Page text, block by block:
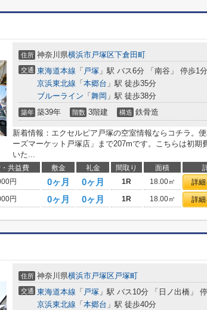
住所 神奈川県横浜市戸塚区下倉田町
交通 東海道本線 「 戸塚 」駅 バス6分 「南谷」 停歩1分
京浜東北線 「 本郷台 」駅 徒歩35分
ブルーライン 「 舞岡 」駅 徒歩38分
築年 築39年 階数 3階建 構造 鉄骨造
新着情報：エクセルピア戸塚の空室情報ならコチラ。
ーズマーケット戸塚店」まで207mです。こちらは初期
いた...
共益費 敷金 礼金 間取り 面積
円 0ヶ月 0ヶ月 1R 18.00㎡ 詳
円 0ヶ月 0ヶ月 1R 18.00㎡ 詳
住所 神奈川県横浜市戸塚区戸塚町
交通 東海道本線 「 戸塚 」駅 バス10分 「日ノ出橋」
京浜東北線 「 本郷台 」駅 徒歩40分